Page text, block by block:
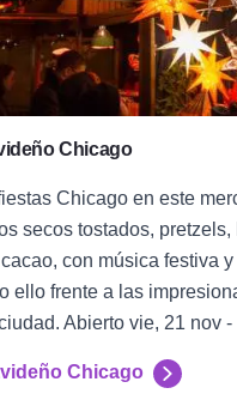
Chicago
Chicago en este
secos tostados,
con música festiva
ello frente a las
Abierto vie, 21 nov
Chicago